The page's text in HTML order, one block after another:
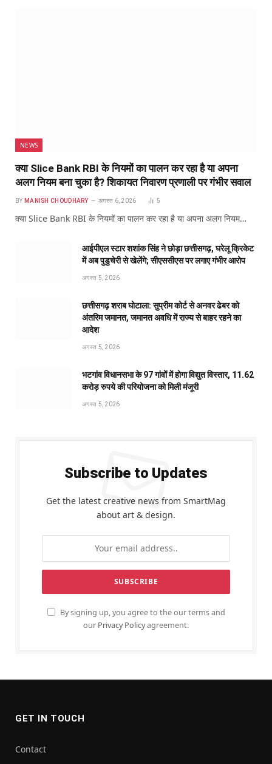
NEWS
क्या Slice Bank RBI के नियमों का पालन कर रहा है या अपना
अलग नियम बना चुका है? शिकायत निवारण प्रणाली पर गंभीर सवाल
BY MANISH CHOUDHARY अगस्त 6, 2026 5
क्या Slice Bank RBI के नियमों का पालन कर रहा है या अपना अलग नियम…
आईपीएल स्टार शशांक सिंह ने छोड़ा छत्तीसगढ़, घरेलू क्रिकेट
में अब पुडुचेरी से खेलेंगे; सीएससीएस पर लगाए गंभीर आरोप
अगस्त 5, 2026
छत्तीसगढ़ शराब घोटाला: सुप्रीम कोर्ट से अनवर ढेबर को
अंतरिम जमानत, जमानत अवधि में राज्य से बाहर रहने का
आदेश
अगस्त 5, 2026
भटगांव विधानसभा के 97 गांवों में होगा विद्युत विस्तार, 11.62
करोड़ रुपये की परियोजना को मिली मंजूरी
अगस्त 5, 2026
Subscribe to Updates
Get the latest creative news from SmartMag
about art & design.
By signing up, you agree to the our terms and
our Privacy Policyagreement.
GET IN TOUCH
Contact